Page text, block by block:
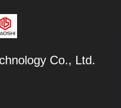
Co., Ltd.